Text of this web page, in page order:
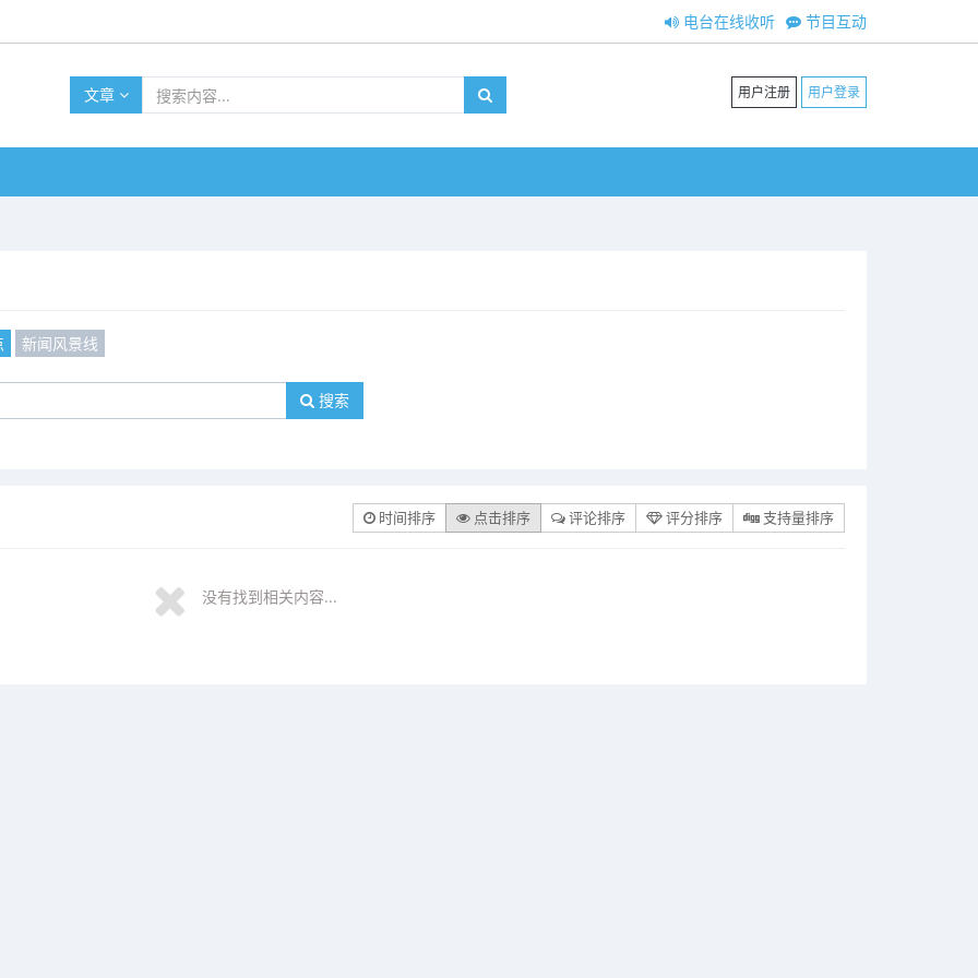
节目互动
电台在线收听
文章 用户注册 用户登录
新闻风景线
搜索
时间排序 点击排序 评论排序 评分排序 支持量排序
没有找到相关内容...